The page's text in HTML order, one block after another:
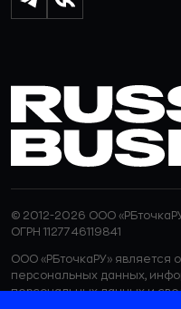
© 2012-2026 ООО
ОГРН 1127746119841
ООО «РБточкаРУ» является
персональных данных,
персональных данных и